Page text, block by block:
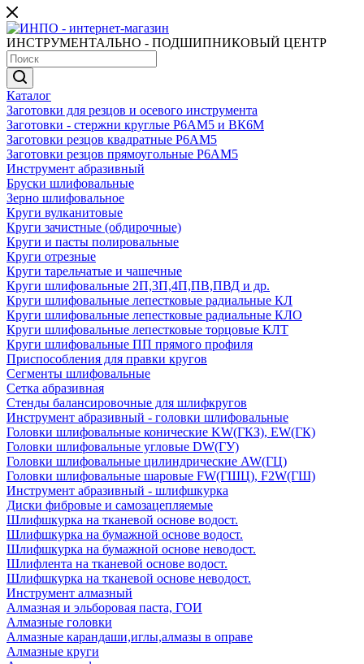
ИНСТРУМЕНТАЛЬНО - ПОДШИПНИКОВЫЙ ЦЕНТР
Каталог
Заготовки для резцов и осевого инструмента
Заготовки - стержни круглые Р6АМ5 и ВК6М
Заготовки резцов квадратные Р6АМ5
Заготовки резцов прямоугольные Р6АМ5
Инструмент абразивный
Бруски шлифовальные
Зерно шлифовальное
Круги вулканитовые
Круги зачистные (обдирочные)
Круги и пасты полировальные
Круги отрезные
Круги тарельчатые и чашечные
Круги шлифовальные 2П,3П,4П,ПВ,ПВД и др.
Круги шлифовальные лепестковые радиальные КЛ
Круги шлифовальные лепестковые радиальные КЛО
Круги шлифовальные лепестковые торцовые КЛТ
Круги шлифовальные ПП прямого профиля
Приспособления для правки кругов
Сегменты шлифовальные
Сетка абразивная
Стенды балансировочные для шлифкругов
Инструмент абразивный - головки шлифовальные
Головки шлифовальные конические KW(ГКЗ), EW(ГК)
Головки шлифовальные угловые DW(ГУ)
Головки шлифовальные цилиндрические AW(ГЦ)
Головки шлифовальные шаровые FW(ГШЦ), F2W(ГШ)
Инструмент абразивный - шлифшкурка
Диски фибровые и самозацепляемые
Шлифшкурка на тканевой основе водост.
Шлифшкурка на бумажной основе водост.
Шлифшкурка на бумажной основе неводост.
Шлифлента на тканевой основе водост.
Шлифшкурка на тканевой основе неводост.
Инструмент алмазный
Алмазная и эльборовая паста, ГОИ
Алмазные головки
Алмазные карандаши,иглы,алмазы в оправе
Алмазные круги